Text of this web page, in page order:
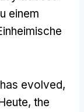
einem
evolved,
the